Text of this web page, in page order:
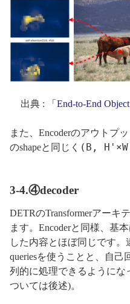
出典 : 「End-to-End
また、Encoderのアウトプ
のshapeと同じく (B,
3-4.④decoder
DETRのTransformerアーキ
ます。Encoderと同様、基
した内容とほぼ同じです。
queriesを使うことと、自
列的に処理できるようにな
ついては後述)。